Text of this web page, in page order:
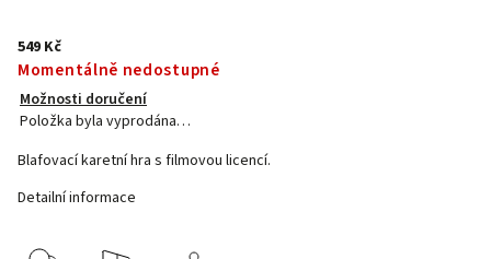
549 Kč
Momentálně nedostupné
Možnosti doručení
Položka byla vyprodána…
Blafovací karetní hra s filmovou licencí.
Detailní informace